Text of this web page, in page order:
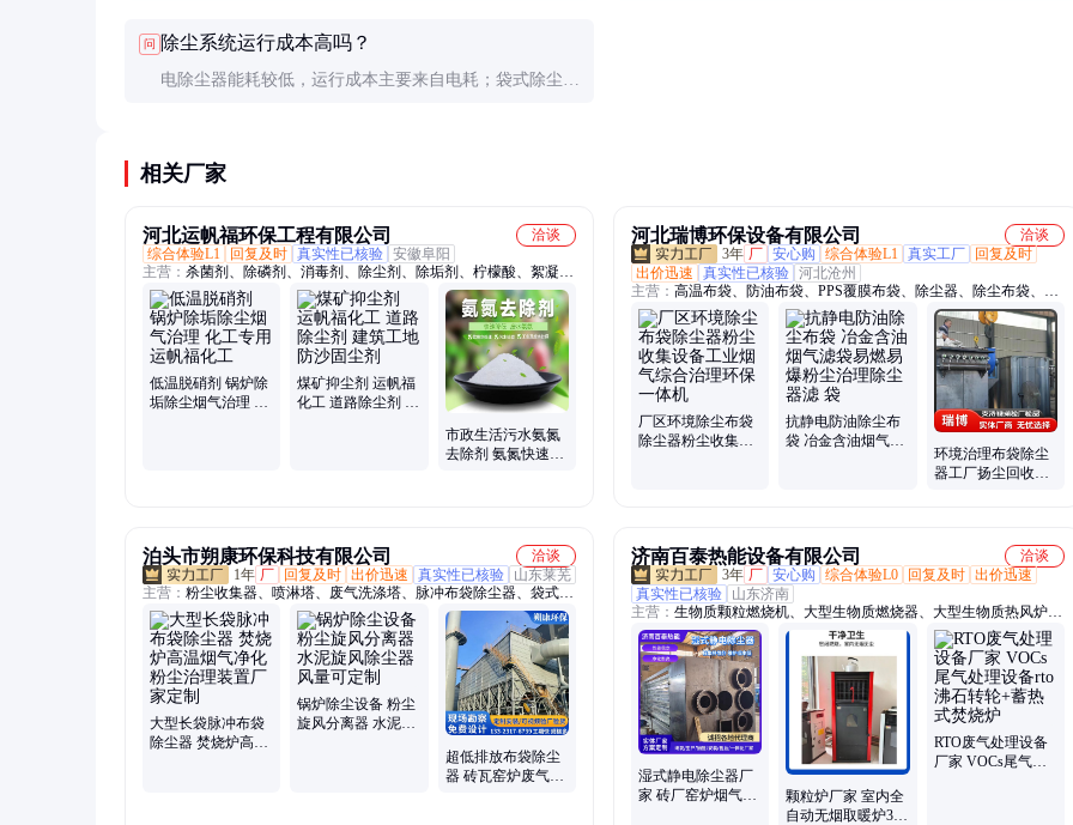
期更换。具体选择需根据烟气特性和预算决定。
问 除尘系统运行成本高吗？
电除尘器能耗较低，运行成本主要来自电耗；袋式除尘器
相关厂家
河北运帆福环保工程有限公司
洽谈
综合体验L1
回复及时 真实性已核验 安徽阜阳
主营： 杀菌剂、除磷剂、消毒剂、除尘剂、除垢剂、柠檬酸、絮凝
剂、污水处、还原剂、清灰剂、催化剂、复合碳源、消泡剂、助燃
剂、抑尘剂、灭藻剂、清洗剂、阻垢剂、脱硝剂、降解剂、缓蚀剂、
脱硫剂、除焦剂、螯合剂
低温脱硝剂 锅炉除
垢除尘烟气治理 化
煤矿抑尘剂 运帆福
化工 道路除尘剂 建
市政生活污水氨氮
去除剂 氨氮快速降
河北瑞博环保设备有限公司
洽谈
3年 厂 安心购 综合体验L1 真实工厂
回复及时
出价迅速
真实性已核验 河北沧州
主营： 高温布袋、防油布袋、PPS覆膜布袋、除尘器、除尘布袋、除
尘骨架、镀锌除尘骨架、耐高温除尘布袋、木工除尘器、脉冲式除尘
器、布袋除尘器、铸造厂除尘器、锅炉除尘器、氟美斯除尘布袋、单
机除尘器、燃煤锅炉除尘器、生物质锅炉除尘器、水泥厂除尘器、矿
山除尘器、医药化学布袋除尘器、涤纶除尘布袋、三防除尘布袋、褶
皱型骨架、有机硅骨架、防静电布袋
厂区环境除尘布袋
除尘器粉尘收集设
抗静电防油除尘布
袋 冶金含油烟气滤
环境治理布袋除尘
器工厂扬尘回收装
泊头市朔康环保科技有限公司
洽谈
1年 厂 回复及时 出价迅速 真实性已核验
山东莱芜
主营： 粉尘收集器、喷淋塔、废气洗涤塔、脉冲布袋除尘器、袋式除
尘器、工业布袋除尘器、除尘设备、滤筒除尘器、工业除尘设备、旋
风除尘器、旋风除尘设备、水喷淋塔、旋风分离器
大型长袋脉冲布袋
除尘器 焚烧炉高温
锅炉除尘设备 粉尘
旋风分离器 水泥旋
超低排放布袋除尘
器 砖瓦窑炉废气除
济南百泰热能设备有限公司
洽谈
3年 厂 安心购 综合体验L0 回复及时 出价迅速
真实性已核验
山东济南
主营： 生物质颗粒燃烧机、大型生物质燃烧器、大型生物质热风炉、
湿式静电除尘器、大型生物质加热炉、电捕焦油器、rto 蓄热焚烧炉
湿式静电除尘器厂
家 砖厂窑炉烟气脱
颗粒炉厂家 室内全
自动无烟取暖炉300
RTO废气处理设备
厂家 VOCs尾气处